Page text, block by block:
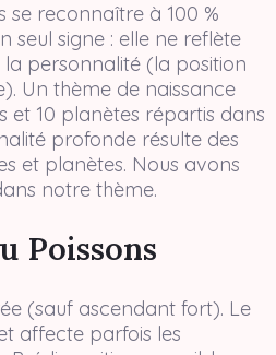
se reconnaître à 100 %
seul signe : elle ne reflète
la personnalité (la position
Un thème de naissance
et 10 planètes répartis dans
profonde résulte des
et planètes. Nous avons
notre thème.
Poissons
(sauf ascendant fort). Le
affecte parfois les